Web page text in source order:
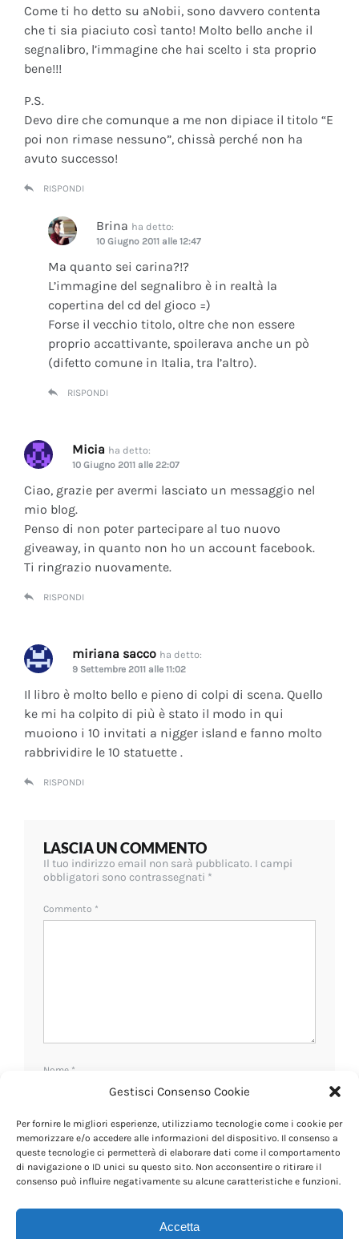
Gestisci Consenso Cookie
Per fornire le migliori esperienze, utilizziamo tecnologie come i cookie per
memorizzare e/o accedere alle informazioni del dispositivo. Il consenso a
queste tecnologie ci permetterà di elaborare dati come il comportamento
di navigazione o ID unici su questo sito. Non acconsentire o ritirare il
consenso può influire negativamente su alcune caratteristiche e funzioni.
Accetta
Come ti ho detto su aNobii, sono davvero contenta
che ti sia piaciuto così tanto! Molto bello anche il
segnalibro, l’immagine che hai scelto i sta proprio
bene!!!
P.S.
Devo dire che comunque a me non dipiace il titolo “E
poi non rimase nessuno”, chissà perché non ha
avuto successo!
RISPONDI
Brina ha detto:
10 Giugno 2011 alle 12:47
Ma quanto sei carina?!?
L’immagine del segnalibro è in realtà la
copertina del cd del gioco =)
Forse il vecchio titolo, oltre che non essere
proprio accattivante, spoilerava anche un pò
(difetto comune in Italia, tra l’altro).
RISPONDI
Micia ha detto:
10 Giugno 2011 alle 22:07
Ciao, grazie per avermi lasciato un messaggio nel
mio blog.
Penso di non poter partecipare al tuo nuovo
giveaway, in quanto non ho un account facebook.
Ti ringrazio nuovamente.
RISPONDI
miriana sacco ha detto:
9 Settembre 2011 alle 11:02
Il libro è molto bello e pieno di colpi di scena. Quello
ke mi ha colpito di più è stato il modo in qui
muoiono i 10 invitati a nigger island e fanno molto
rabbrividire le 10 statuette .
RISPONDI
LASCIA UN COMMENTO
Il tuo indirizzo email non sarà pubblicato. I campi
obbligatori sono contrassegnati *
Commento *
Nome *
Email*